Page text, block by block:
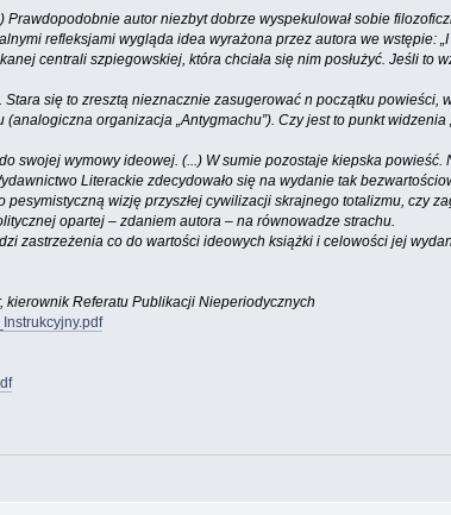
autor niezbyt dobrze wyspekulował sobie
refleksjami wygląda idea wyrażona przez autora we wstępie:
centrali szpiegowskiej, która chciała się nim posłużyć. Jeśli to
się to zresztą nieznacznie zasugerować n początku powieści,
organizacja „Antygmachu”). Czy jest to punkt widzenia
wymowy ideowej. (...) W sumie pozostaje kiepska powieść.
Literackie zdecydowało się na wydanie tak
wizję przyszłej cywilizacji skrajnego totalizmu, czy
opartej – zdaniem autora – na równowadze strachu.
zastrzeżenia co do wartości ideowych książki i celowości jej
kierownik Referatu Publikacji Nieperiodycznych